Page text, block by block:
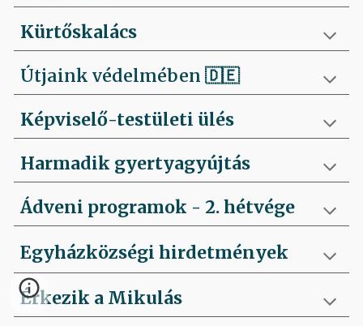
Kürtőskalács
Útjaink védelmében🇩🇪
Képviselő-testületi ülés
Harmadik gyertyagyújtás
Ádveni programok - 2. hétvége
Egyházközségi hirdetmények
Érkezik a Mikulás